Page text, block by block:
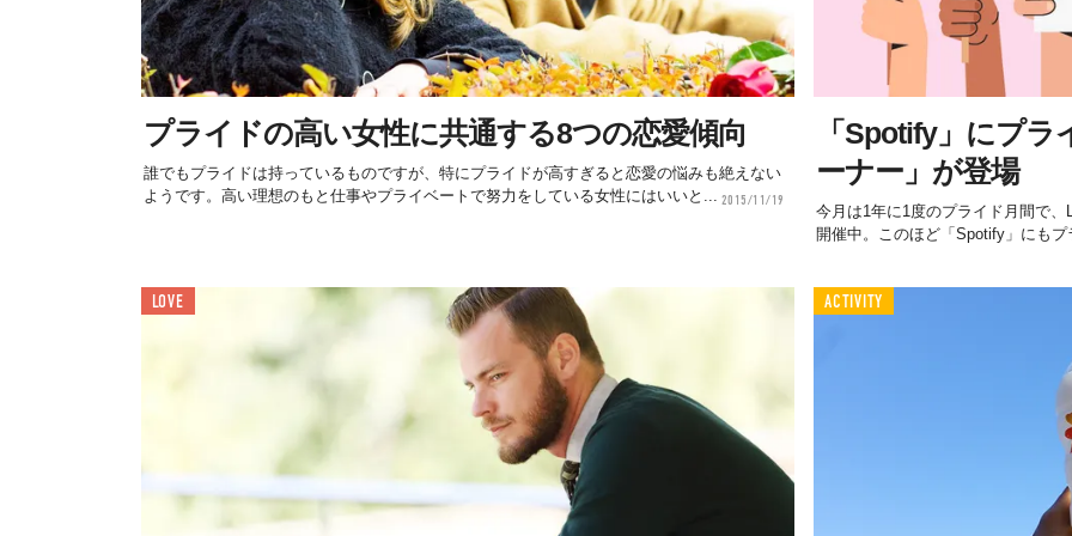
プライドの高い女性に共通する8つの恋愛傾向
誰でもプライドは持っているものですが、特にプライドが高すぎると恋愛の悩みも絶えない
ようです。高い理想のもと仕事やプライベートで努力をしている女性にはいいと...
2015/11/19
「Spotify」にプ
ーナー」が登場
今月は1年に1度のプライド月間で
開催中。このほど「Spotify」にも
LOVE ACTIVITY